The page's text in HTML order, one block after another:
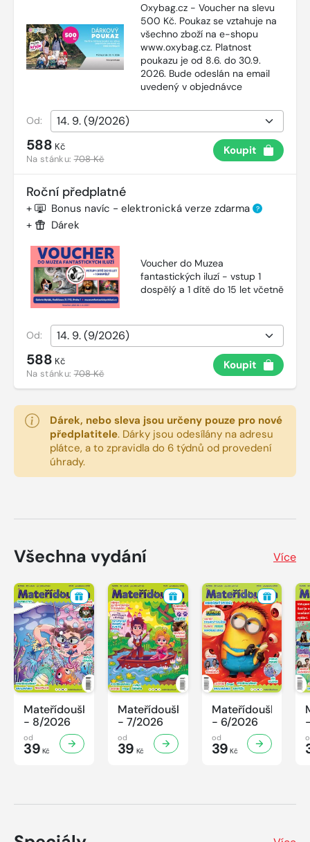
Oxybag.cz - Voucher na slevu
500 Kč. Poukaz se vztahuje na
všechno zboží na e-shopu
www.oxybag.cz. Platnost
poukazu je od 8.6. do 30.9.
2026. Bude odeslán na email
uvedený v objednávce
Od:
588 Kč
Na stánku:708 Kč
Koupit
Roční předplatné
+ Bonus navíc - elektronická verze zdarma ?
+ Dárek
Voucher do Muzea
fantastických iluzí - vstup 1
dospělý a 1 dítě do 15 let včetně
Od:
588 Kč
Na stánku:708 Kč
Koupit
Dárek, nebo sleva jsou určeny pouze pro nové
předplatitele. Dárky jsou odesílány na adresu
plátce, a to zpravidla do 6 týdnů od provedení
úhrady.
Všechna vydání Více
Mateřídouška
- 8/2026
od
39 Kč
Mateřídouška
- 7/2026
od
39 Kč
Mateřídouška
- 6/2026
od
39 Kč